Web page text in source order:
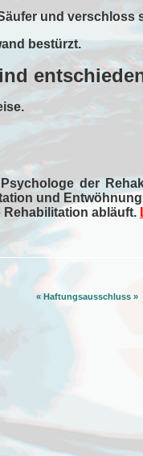
und verschloss
bestürzt.
der
und
Rehabilitation abläuft.
« Haftungsausschluss »